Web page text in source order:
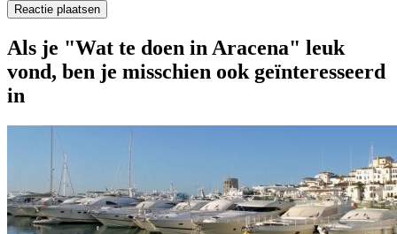
Als je "Wat te doen in Aracena" leuk
vond, ben je misschien ook geïnteresseerd
in